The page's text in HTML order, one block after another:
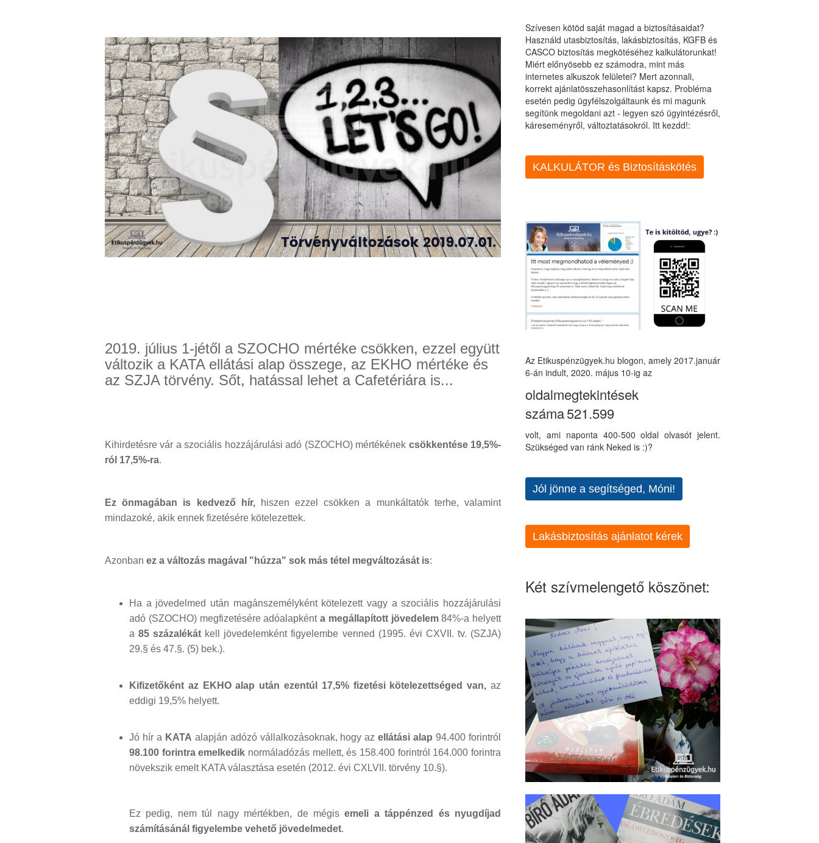
2019. július 1-jétől a SZOCHO mértéke csökken, ezzel együtt
változik a KATA ellátási alap összege, az EKHO mértéke és
az SZJA törvény. Sőt, hatással lehet a Cafetériára is...
Kihirdetésre vár a szociális hozzájárulási adó (SZOCHO) mértékének csökkentése 19,5%-
ról 17,5%-ra.
Ez önmagában is kedvező hír,hiszen ezzel csökken a munkáltatók terhe, valamint
mindazoké, akik ennek fizetésére kötelezettek.
Azonban ez a változás magával "húzza" sok más tétel megváltozását is:
Ha a jövedelmed után magánszemélyként kötelezett vagy a szociális hozzájárulási
adó (SZOCHO) megfizetésére adóalapként a megállapított jövedelem84%-a helyett
a85 százalékát kell jövedelemként figyelembe venned (1995. évi CXVII. tv. (SZJA)
29.§ és 47.§. (5) bek.).
Kifizetőként az EKHO alap után ezentúl 17,5% fizetési kötelezettséged van, az
eddigi 19,5% helyett.
Jó hír a KATA alapján adózó vállalkozásoknak, hogy azellátási alap 94.400 forintról
98.100 forintra emelkedik normáladózás mellett, és 158.400 forintról 164.000 forintra
növekszik emelt KATA választása esetén (2012. évi CXLVII. törvény 10.§).
Ez pedig, nem túl nagy mértékben, de mégisemeli a táppénzed és nyugdíjad
számításánál figyelembe vehető jövedelmedet.
Szívesen kötöd saját magad a biztosításaidat?
Használd utasbiztosítás, lakásbiztosítás, KGFB és
CASCO biztosítás megkötéséhez kalkulátorunkat!
Miért előnyösebb ez számodra, mint más
internetes alkuszok felületei? Mert azonnali,
korrekt ajánlatösszehasonlítást kapsz. Probléma
esetén pedig ügyfélszolgáltaunk és mi magunk
segítünk megoldani azt - legyen szó ügyintézésről,
káreseményről, változtatásokról. Itt kezdd!:
KALKULÁTOR és Biztosításkötés
Az Etikuspénzügyek.hu blogon, amely 2017.január
6-án indult, 2020. május 10-ig az
oldalmegtekintések
száma521.599
volt, ami naponta 400-500 oldal olvasót jelent.
Szükséged van ránk Neked is :)?
Jól jönne a segítséged, Móni!
Lakásbiztosítás ajánlatot kérek
Két szívmelengető köszönet: